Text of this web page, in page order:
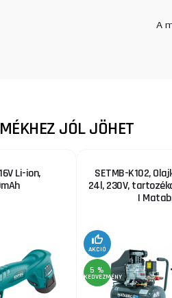
A
JÓL JÖHET
Li-ion,
SETMB-K102,
24l, 230V,
|
AKCIÓ
5 %
KEDVEZMÉNY